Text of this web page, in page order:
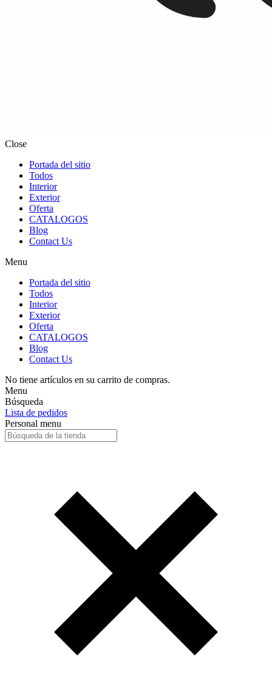
Close
Portada del sitio
Todos
Interior
Exterior
Oferta
CATALOGOS
Blog
Contact Us
Menu
Portada del sitio
Todos
Interior
Exterior
Oferta
CATALOGOS
Blog
Contact Us
No tiene artículos en su carrito de compras.
Menu
Búsqueda
Lista de pedidos
Personal menu